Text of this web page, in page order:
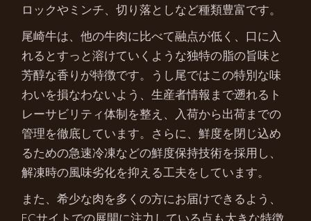
ロックやミンチ、切り落としなど種類豊富です。
尾崎牛は、他の牛肉に比べて融点が低く、口に入
れるとすっと溶けていくような独特の脂の旨味と
芳醇な香りが特徴です。うし尾ではこの特別な味
わいを損なわないよう、生産者情報まで遡れるト
レーサビリティ体制を整え、入荷から出荷までの
管理を徹底しています。さらに、鮮度を閉じ込め
るための急速冷凍などの鮮度保持技術を採用し、
解凍時の風味劣化を抑える工夫をしています。
また、希少な肉を多くの方にお届けできるよう、